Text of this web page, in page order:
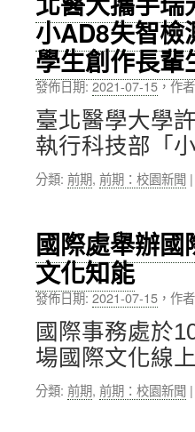
小AD8失智檢
學生創作長輩
發佈日期:2021-07-15，作
臺北醫學大學
執行科技部「
分類: 前期, 前期：校園新聞 |
國際處舉辦
文化知能
發佈日期:2021-07-15 ， 作
國際事務處於
場國際文化線
分類: 前期, 前期：校園新聞 |